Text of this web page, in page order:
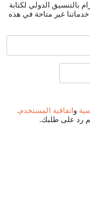
بالتنسيق الدولي لكتابة
غير متاحة في هذه
واتفاقية المستخدم.
رد على طلبك.